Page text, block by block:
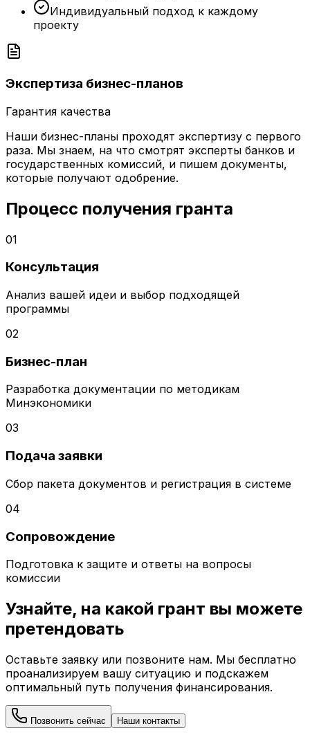
Индивидуальный подход к каждому
проекту
Экспертиза бизнес-планов
Гарантия качества
Наши бизнес-планы проходят экспертизу с первого
раза. Мы знаем, на что смотрят эксперты банков и
государственных комиссий, и пишем документы,
которые получают одобрение.
Процесс получения гранта
01
Консультация
Анализ вашей идеи и выбор подходящей
программы
02
Бизнес-план
Разработка документации по методикам
Минэкономики
03
Подача заявки
Сбор пакета документов и регистрация в системе
04
Сопровождение
Подготовка к защите и ответы на вопросы
комиссии
Узнайте, на какой грант вы можете
претендовать
Оставьте заявку или позвоните нам. Мы бесплатно
проанализируем вашу ситуацию и подскажем
оптимальный путь получения финансирования.
Позвонить сейчас Наши контакты